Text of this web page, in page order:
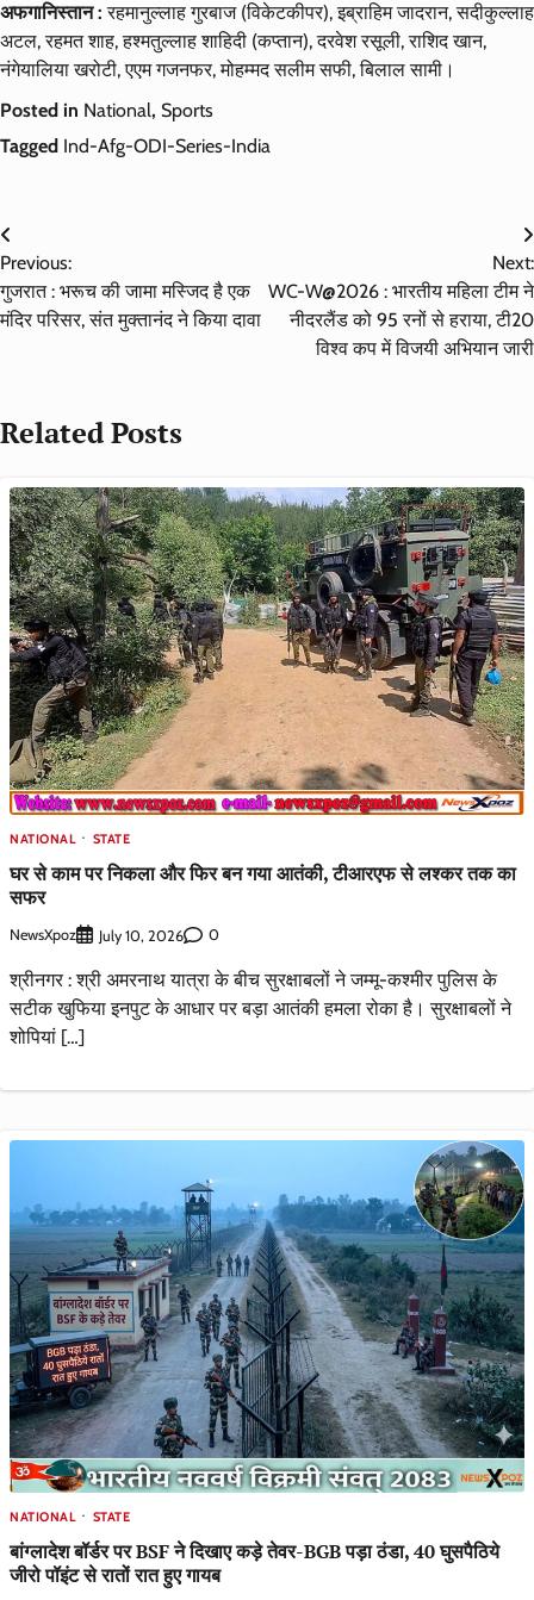
अफगानिस्तान : रहमानुल्लाह गुरबाज (विकेटकीपर), इब्राहिम जादरान, सदीकुल्लाह
अटल, रहमत शाह, हश्मतुल्लाह शाहिदी (कप्तान), दरवेश रसूली, राशिद खान,
नंगेयालिया खरोटी, एएम गजनफर, मोहम्मद सलीम सफी, बिलाल सामी।
Posted in National, Sports
Tagged Ind-Afg-ODI-Series-India
Post
navigation
Previous:
गुजरात : भरूच की जामा मस्जिद है एक
मंदिर परिसर, संत मुक्तानंद ने किया दावा
Next:
WC-W@2026 : भारतीय महिला टीम ने
नीदरलैंड को 95 रनों से हराया, टी20
विश्व कप में विजयी अभियान जारी
Related Posts
NATIONAL STATE
घर से काम पर निकला और फिर बन गया आतंकी, टीआरएफ से लश्कर तक का
सफर
NewsXpoz July 10, 2026 0
श्रीनगर : श्री अमरनाथ यात्रा के बीच सुरक्षाबलों ने जम्मू-कश्मीर पुलिस के
सटीक खुफिया इनपुट के आधार पर बड़ा आतंकी हमला रोका है। सुरक्षाबलों ने
शोपियां […]
NATIONAL STATE
बांग्लादेश बॉर्डर पर BSF ने दिखाए कड़े तेवर-BGB पड़ा ठंडा, 40 घुसपैठिये
जीरो पॉइंट से रातों रात हुए गायब